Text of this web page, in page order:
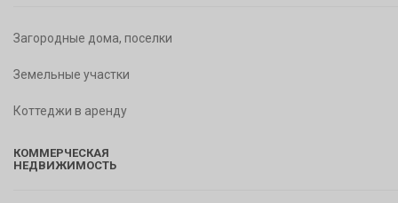
Загородные дома, поселки
Земельные участки
Коттеджи в аренду
КОММЕРЧЕСКАЯ
НЕДВИЖИМОСТЬ